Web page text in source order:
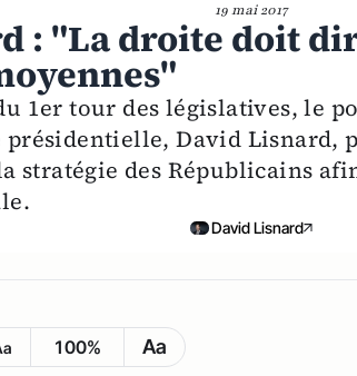
19 mai 2017
: "La droite doit
1er tour des législatives, le
David Lisnard,
stratégie des Républicains
David Lisnard
100% Aa